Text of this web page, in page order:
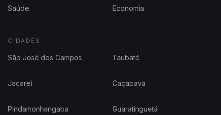
Saúde Economia
CIDADES
São José dos Campos Taubaté
Jacareí Caçapava
Pindamonhangaba Guaratinguetá